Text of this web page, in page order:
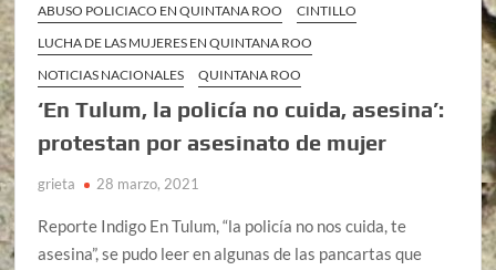
ABUSO POLICIACO EN QUINTANA ROO
CINTILLO
LUCHA DE LAS MUJERES EN QUINTANA ROO
NOTICIAS NACIONALES
QUINTANA ROO
‘En Tulum, la policía no cuida, asesina’:
protestan por asesinato de mujer
grieta 28 marzo, 2021
Reporte Indigo En Tulum, “la policía no nos cuida, te
asesina”, se pudo leer en algunas de las pancartas que